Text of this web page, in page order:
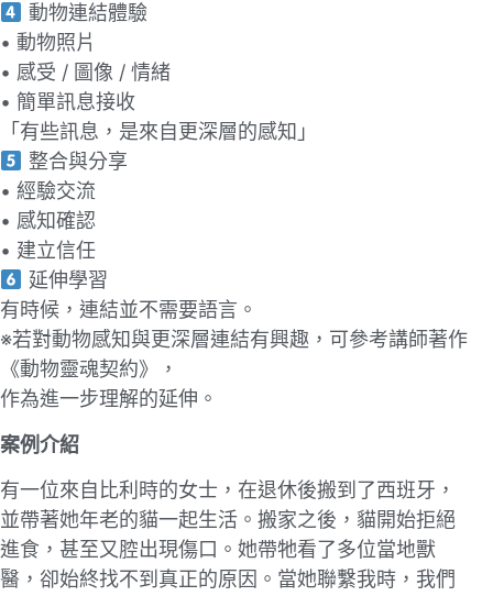
動物連結體驗
• 動物照⽚
• 感受 / 圖像 / 情緒
• 簡單訊息接收
「有些訊息，是來⾃更深層的感知」
整合與分享
• 經驗交流
• 感知確認
• 建⽴信任
延伸學習
有時候，連結並不需要語⾔。
※若對動物感知與更深層連結有興趣，可參考講師著作
《動物靈魂契約》，
作為進⼀步理解的延伸。
案例介紹
有⼀位來⾃比利時的女⼠，在退休後搬到了西班牙，
並帶著她年⽼的貓⼀起⽣活。搬家之後，貓開始拒絕
進食，甚至⼜腔出現傷口。她帶牠看了多位當地獸
醫，卻始終找不到真正的原因。當她聯繫我時，我們